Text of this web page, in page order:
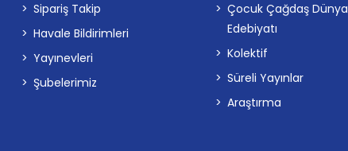
Sipariş Takip
Havale Bildirimleri
Yayınevleri
Şubelerimiz
Çocuk Çağdaş Dünya
Edebiyatı
Kolektif
Süreli Yayınlar
Araştırma